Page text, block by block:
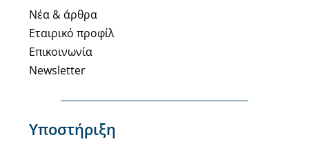
Νέα & άρθρα
Εταιρικό προφίλ
Επικοινωνία
Newsletter
Υποστήριξη